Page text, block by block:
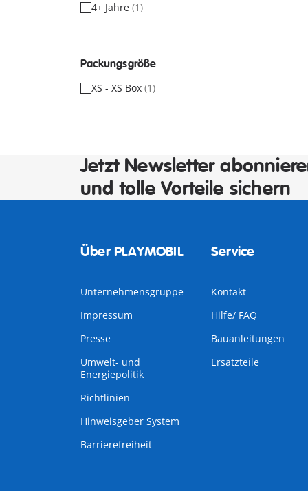
4+ Jahre (1)
Packungsgröße
XS - XS Box (1)
Jetzt Newsletter
und tolle Vorteile sichern
Über PLAYMOBIL
Unternehmensgruppe
Impressum
Presse
Umwelt- und
Energiepolitik
Richtlinien
Hinweisgeber System
Barrierefreiheit
Service
Kontakt
Hilfe/ FAQ
Bauanleitungen
Ersatzteile